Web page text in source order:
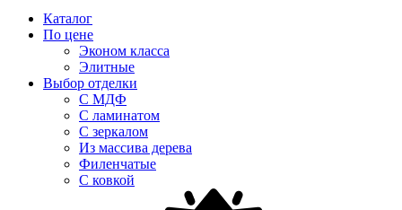
Каталог
По цене
Эконом класса
Элитные
Выбор отделки
С МДФ
С ламинатом
С зеркалом
Из массива дерева
Филенчатые
С ковкой